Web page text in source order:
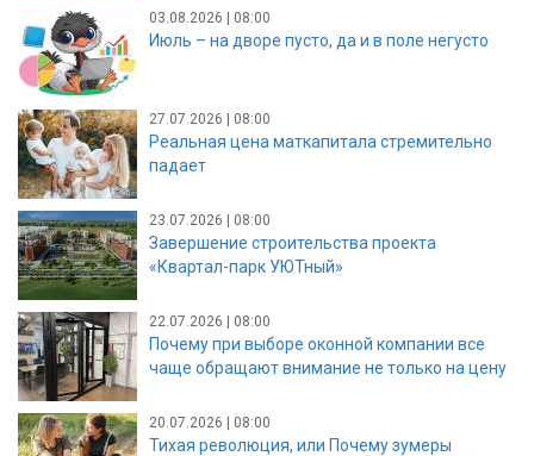
03.08.2026 | 08:00
Июль – на дворе пусто, да и в поле негусто
27.07.2026 | 08:00
Реальная цена маткапитала стремительно
падает
23.07.2026 | 08:00
Завершение строительства проекта
«Квартал-парк УЮТный»
22.07.2026 | 08:00
Почему при выборе оконной компании все
чаще обращают внимание не только на цену
20.07.2026 | 08:00
Тихая революция, или Почему зумеры